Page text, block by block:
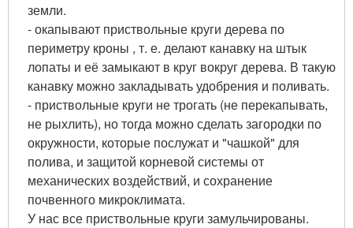
земли.
- окапывают приствольные круги дерева по
периметру кроны , т. е. делают канавку на штык
лопаты и её замыкают в круг вокруг дерева. В такую
канавку можно закладывать удобрения и поливать.
- приствольные круги не трогать (не перекапывать,
не рыхлить), но тогда можно сделать загородки по
окружности, которые послужат и "чашкой" для
полива, и защитой корневой системы от
механических воздействий, и сохранение
почвенного микроклимата.
У нас все приствольные круги замульчированы.